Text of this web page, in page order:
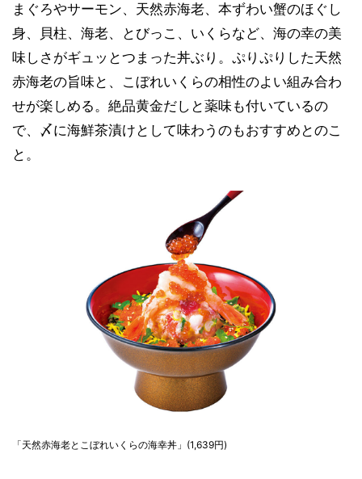
まぐろやサーモン、天然赤海老、本ずわい蟹のほぐし
身、貝柱、海老、とびっこ、いくらなど、海の幸の美
味しさがギュッとつまった丼ぶり。ぷりぷりした天然
赤海老の旨味と、こぼれいくらの相性のよい組み合わ
せが楽しめる。絶品黄金だしと薬味も付いているの
で、〆に海鮮茶漬けとして味わうのもおすすめとのこ
と。
「天然赤海老とこぼれいくらの海幸丼」(1,639円)